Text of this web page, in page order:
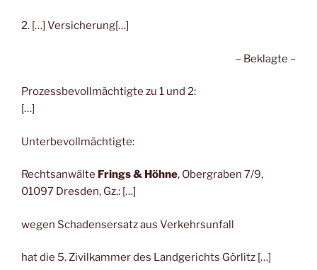
2. […] Versicherung[…]
– Beklagte –
Prozessbevollmächtigte zu 1 und 2:
[…]
Unterbevollmächtigte:
Rechtsanwälte Frings & Höhne, Obergraben 7/9,
01097 Dresden, Gz.: […]
wegen Schadensersatz aus Verkehrsunfall
hat die 5. Zivilkammer des Landgerichts Görlitz […]